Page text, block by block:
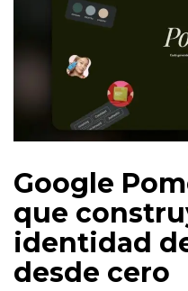
Google
que
identidad
desde cero